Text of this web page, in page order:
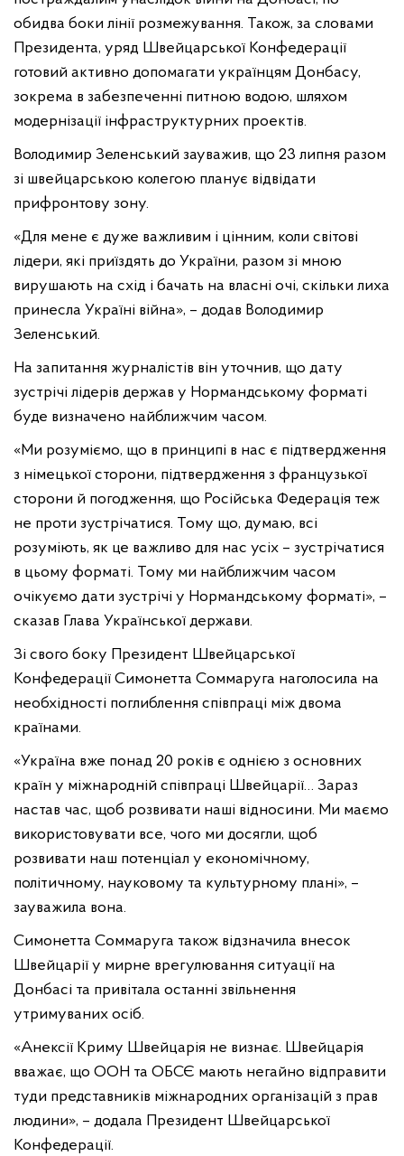
обидва боки лінії розмежування. Також, за словами
Президента, уряд Швейцарської Конфедерації
готовий активно допомагати українцям Донбасу,
зокрема в забезпеченні питною водою, шляхом
модернізації інфраструктурних проектів.
Володимир Зеленський зауважив, що 23 липня разом
зі швейцарською колегою планує відвідати
прифронтову зону.
«Для мене є дуже важливим і цінним, коли світові
лідери, які приїздять до України, разом зі мною
вирушають на схід і бачать на власні очі, скільки лиха
принесла Україні війна», – додав Володимир
Зеленський.
На запитання журналістів він уточнив, що дату
зустрічі лідерів держав у Нормандському форматі
буде визначено найближчим часом.
«Ми розуміємо, що в принципі в нас є підтвердження
з німецької сторони, підтвердження з французької
сторони й погодження, що Російська Федерація теж
не проти зустрічатися. Тому що, думаю, всі
розуміють, як це важливо для нас усіх – зустрічатися
в цьому форматі. Тому ми найближчим часом
очікуємо дати зустрічі у Нормандському форматі», –
сказав Глава Української держави.
Зі свого боку Президент Швейцарської
Конфедерації Симонетта Соммаруга наголосила на
необхідності поглиблення співпраці між двома
країнами.
«Україна вже понад 20 років є однією з основних
країн у міжнародній співпраці Швейцарії… Зараз
настав час, щоб розвивати наші відносини. Ми маємо
використовувати все, чого ми досягли, щоб
розвивати наш потенціал у економічному,
політичному, науковому та культурному плані», –
зауважила вона.
Симонетта Соммаруга також відзначила внесок
Швейцарії у мирне врегулювання ситуації на
Донбасі та привітала останні звільнення
утримуваних осіб.
«Анексії Криму Швейцарія не визнає. Швейцарія
вважає, що ООН та ОБСЄ мають негайно відправити
туди представників міжнародних організацій з прав
людини», – додала Президент Швейцарської
Конфедерації.